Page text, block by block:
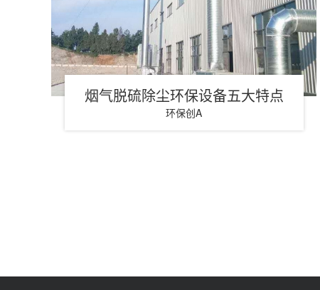
烟气脱硫除尘环保设备五大特点
环保创A